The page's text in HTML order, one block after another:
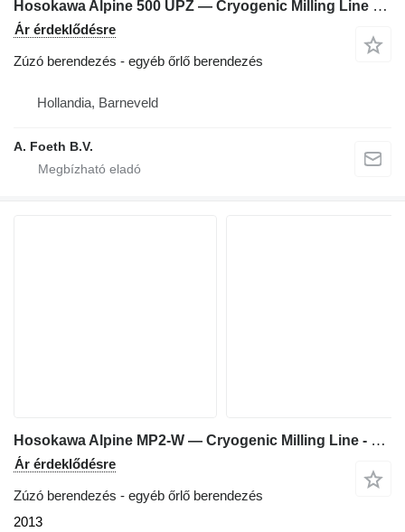
Hosokawa Alpine 500 UPZ — Cryogenic Milling Line - Fine Impact Mill
Ár érdeklődésre
Zúzó berendezés - egyéb őrlő berendezés
Hollandia, Barneveld
A. Foeth B.V.
Hosokawa Alpine MP2-W — Cryogenic Milling Line - Hammer Mill
Ár érdeklődésre
Zúzó berendezés - egyéb őrlő berendezés
2013